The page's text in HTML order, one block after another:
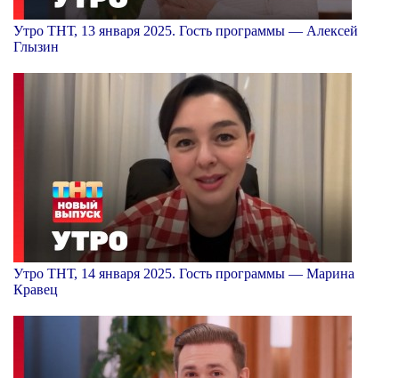
Утро ТНТ, 13 января 2025. Гость программы — Алексей
Глызин
Утро ТНТ, 14 января 2025. Гость программы — Марина
Кравец